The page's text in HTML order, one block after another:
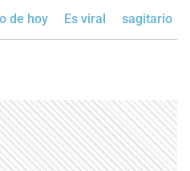
de hoy Es viral sagitario